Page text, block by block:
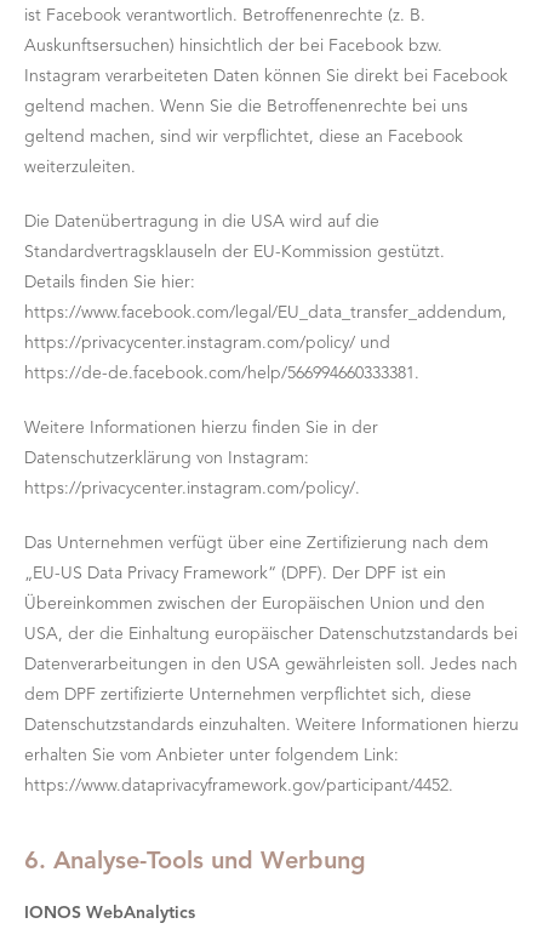
ist Facebook verantwortlich. Betroffenenrechte (z. B.
Auskunftsersuchen) hinsichtlich der bei Facebook bzw.
Instagram verarbeiteten Daten können Sie direkt bei Facebook
geltend machen. Wenn Sie die Betroffenenrechte bei uns
geltend machen, sind wir verpflichtet, diese an Facebook
weiterzuleiten.
Die Datenübertragung in die USA wird auf die
Standardvertragsklauseln der EU-Kommission gestützt.
Details finden Sie hier:
https://www.facebook.com/legal/EU_data_transfer_addendum,
https://privacycenter.instagram.com/policy/ und
https://de-de.facebook.com/help/566994660333381.
Weitere Informationen hierzu finden Sie in der
Datenschutzerklärung von Instagram:
https://privacycenter.instagram.com/policy/.
Das Unternehmen verfügt über eine Zertifizierung nach dem
„EU-US Data Privacy Framework“ (DPF). Der DPF ist ein
Übereinkommen zwischen der Europäischen Union und den
USA, der die Einhaltung europäischer Datenschutzstandards bei
Datenverarbeitungen in den USA gewährleisten soll. Jedes nach
dem DPF zertifizierte Unternehmen verpflichtet sich, diese
Datenschutzstandards einzuhalten. Weitere Informationen hierzu
erhalten Sie vom Anbieter unter folgendem Link:
https://www.dataprivacyframework.gov/participant/4452.
6. Analyse-Tools und Werbung
IONOS WebAnalytics